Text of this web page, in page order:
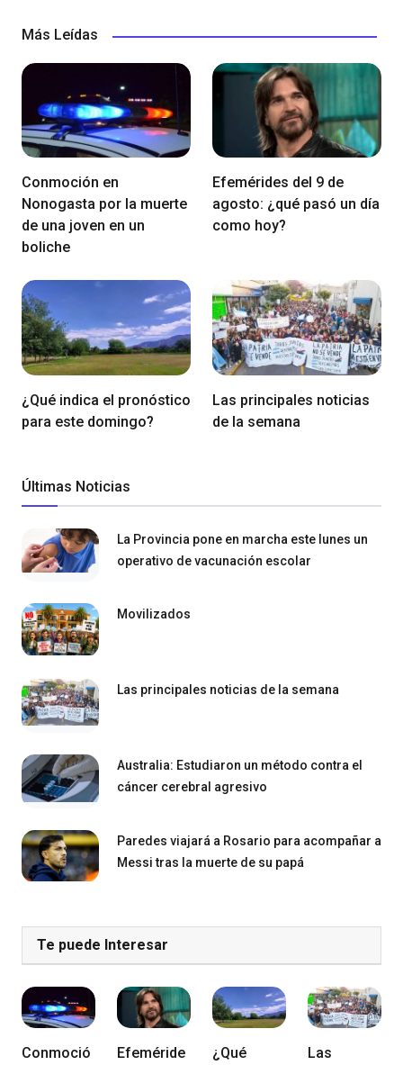
Más Leídas
Conmoción en
Nonogasta por la muerte
de una joven en un
boliche
Efemérides del 9 de
agosto: ¿qué pasó un día
como hoy?
¿Qué indica el pronóstico
para este domingo?
Las principales noticias
de la semana
Últimas Noticias
La Provincia pone en marcha este lunes un
operativo de vacunación escolar
Movilizados
Las principales noticias de la semana
Australia: Estudiaron un método contra el
cáncer cerebral agresivo
Paredes viajará a Rosario para acompañar a
Messi tras la muerte de su papá
Te puede Interesar
Conmoció
Efeméride
¿Qué
Las